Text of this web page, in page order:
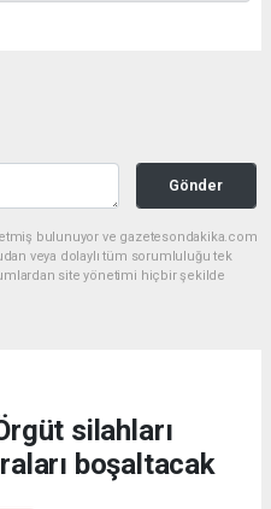
Gönder
bulunuyor ve gazetesondakika.com
veya dolaylı tüm sorumluluğu tek
site yönetimi hiçbir şekilde
silahları
boşaltacak